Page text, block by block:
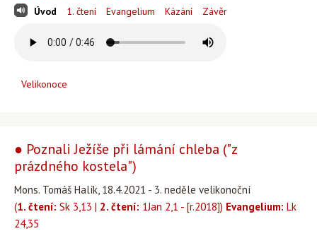
Úvod 1. čtení Evangelium Kázání Závěr
Velikonoce
● Poznali Ježíše při lámání chleba ("z
prázdného kostela")
Mons. Tomáš Halík, 18.4.2021 - 3. neděle velikonoční
(1. čtení: Sk 3,13 | 2. čtení: 1Jan 2,1 - [r.2018]) Evangelium: Lk
24,35